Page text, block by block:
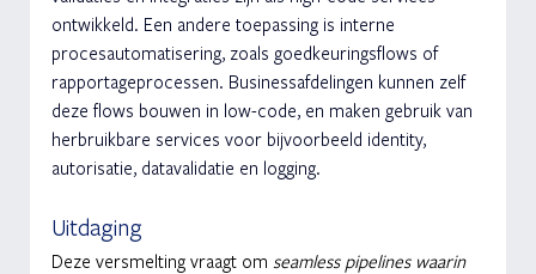
ontwikkeld. Een andere toepassing is interne
procesautomatisering, zoals goedkeuringsflows of
rapportageprocessen. Businessafdelingen kunnen zelf
deze flows bouwen in low-code, en maken gebruik van
herbruikbare services voor bijvoorbeeld identity,
autorisatie, datavalidatie en logging.
Uitdaging
Deze versmelting vraagt om seamless pipelines waarin